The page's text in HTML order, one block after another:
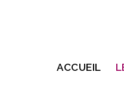
ACCUEIL